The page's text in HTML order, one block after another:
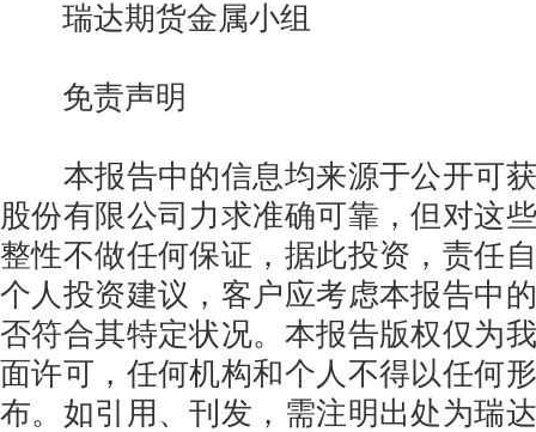
瑞达期货金属小组
免责声明
本报告中的信息均来源于公开可获
股份有限公司力求准确可靠，但对这
整性不做任何保证，据此投资，责任
个人投资建议，客户应考虑本报告中
否符合其特定状况。本报告版权仅为
面许可，任何机构和个人不得以任何
布。如引用、刊发，需注明出处为瑞